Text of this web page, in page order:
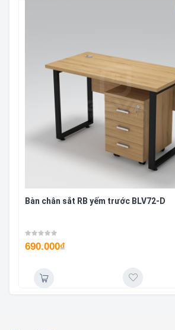
Bàn chân sắt RB yếm trước BLV72-D
690.000₫